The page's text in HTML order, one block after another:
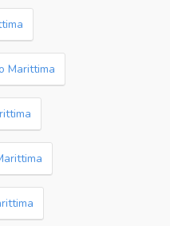
Marittima